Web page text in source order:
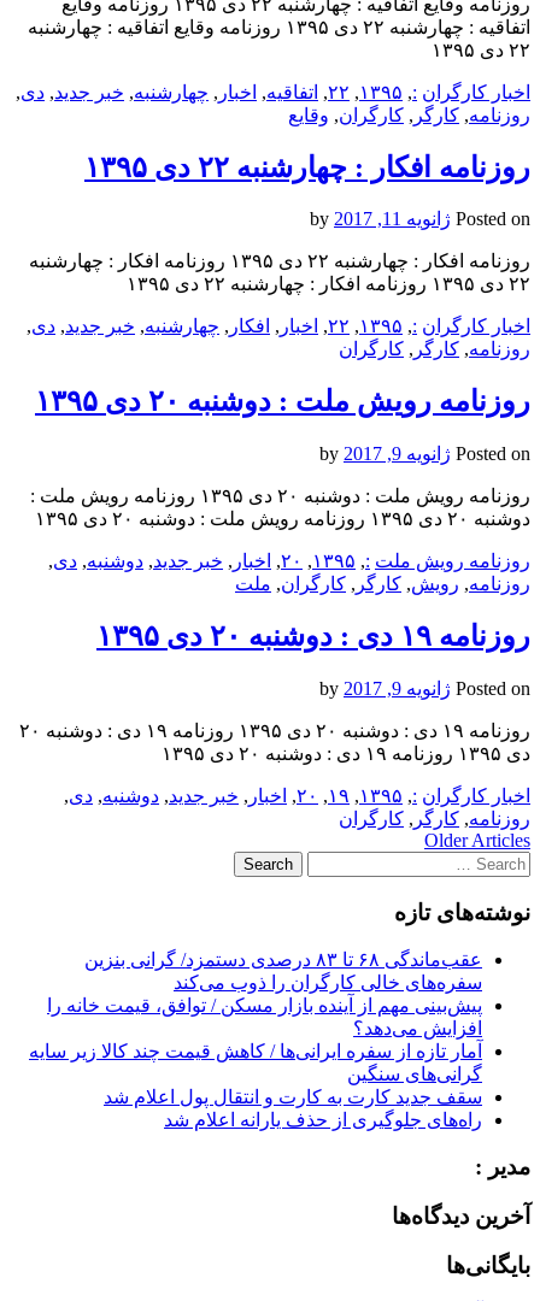
اتفاقیه : چهارشنبه ۲۲ دی ۱۳۹۵ روزنامه وقایع اتفاقیه : چهارشنبه
۲۲ دی ۱۳۹۵
اخبار کارگران :
, ۱۳۹۵, ۲۲, اتفاقیه, اخبار , چهارشنبه, خبر جدید, دی,
روزنامه, کارگر , کارگران, وقایع
روزنامه افکار : چهارشنبه ۲۲ دی ۱۳۹۵
Posted on ژانویه 11, 2017
روزنامه افکار : چهارشنبه ۲۲ دی ۱۳۹۵ روزنامه افکار : چهارشنبه
۲۲ دی ۱۳۹۵ روزنامه افکار : چهارشنبه ۲۲ دی ۱۳۹۵
اخبار کارگران :
, ۱۳۹۵, ۲۲, اخبار , افکار , چهارشنبه, خبر جدید, دی,
روزنامه, کارگر , کارگران
روزنامه رویش ملت : دوشنبه ۲۰ دی ۱۳۹۵
Posted on ژانویه 9, 2017
روزنامه رویش ملت : دوشنبه ۲۰ دی ۱۳۹۵ روزنامه رویش ملت :
دوشنبه ۲۰ دی ۱۳۹۵ روزنامه رویش ملت : دوشنبه ۲۰ دی ۱۳۹۵
روزنامه رویش ملت :
, ۱۳۹۵, ۲۰, اخبار , خبر جدید, دوشنبه, دی,
روزنامه, رویش, کارگر , کارگران, ملت
روزنامه ۱۹ دی‌ : دوشنبه ۲۰ دی ۱۳۹۵
Posted on ژانویه 9, 2017
روزنامه ۱۹ دی‌ : دوشنبه ۲۰ دی ۱۳۹۵ روزنامه ۱۹ دی‌ : دوشنبه ۲۰
دی ۱۳۹۵ روزنامه ۱۹ دی‌ : دوشنبه ۲۰ دی ۱۳۹۵
اخبار کارگران :
, ۱۳۹۵, ۱۹, ۲۰, اخبار , خبر جدید, دوشنبه, دی,
روزنامه, کارگر , کارگران
Post
navigation
Older Articles
Search
for:
نوشته‌های تازه
عقب‌ماندگی ۶۸ تا ۸۳ درصدی دستمزد/ گرانی بنزین
سفره‌های خالی کارگران را ذوب می‌کند
پیش‌بینی مهم از آینده بازار مسکن / توافق، قیمت خانه را
افزایش می‌دهد؟
آمار تازه از سفره ایرانی‌ها / کاهش قیمت چند کالا زیر سایه
گرانی‌های سنگین
سقف جدید کارت به کارت و انتقال پول اعلام شد
راه‌های جلوگیری از حذف یارانه اعلام شد
مدیر :
آخرین دیدگاه‌ها
بایگانی‌ها